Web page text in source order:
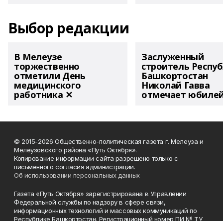
Выбор редакции
В Мелеузе
торжественно
отметили День
медицинского
работника ✕
Заслуженный
строитель
Башкортостан
Николай Гавва
отмечает
© 2015-2026 Общественно-политическая газета г. Мелеуза и
Мелеузовского района «Путь Октября».
Копирование информации сайта разрешено только с
письменного согласия администрации.
Об использовании персональных данных
Газета «Путь Октября» зарегистрирована в Управлении
Федеральной службы по надзору в сфере связи,
информационных технологий и массовых коммуникаций по
Республике Башкортостан. Регистрационный номер ПИ № ТУ